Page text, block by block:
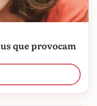
que provocam